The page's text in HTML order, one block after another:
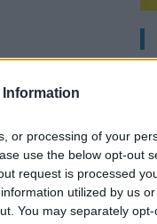
Information
or processing of your
use the below opt-out
request is processed
utilized by us
You may separately
Ridley